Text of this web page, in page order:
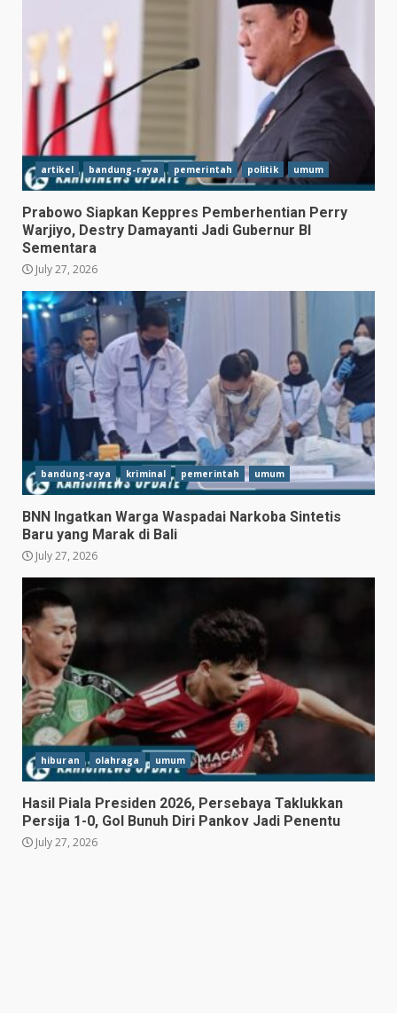
artikel bandung-raya pemerintah politik umum
Prabowo Siapkan Keppres Pemberhentian Perry
Warjiyo, Destry Damayanti Jadi Gubernur BI
Sementara
July 27, 2026
bandung-raya kriminal pemerintah umum
BNN Ingatkan Warga Waspadai Narkoba Sintetis
Baru yang Marak di Bali
July 27, 2026
hiburan olahraga umum
Hasil Piala Presiden 2026, Persebaya Taklukkan
Persija 1-0, Gol Bunuh Diri Pankov Jadi Penentu
July 27, 2026
3
Hasil Piala Presiden 2026,
Persebaya Taklukkan Persija
1-0, Gol Bunuh Diri Pankov
Jadi Penentu
July 27, 2026
Persib Bungkam Arema FC,
Gol Uilliam Barros Antar
Maung Bandung Raih Tiga